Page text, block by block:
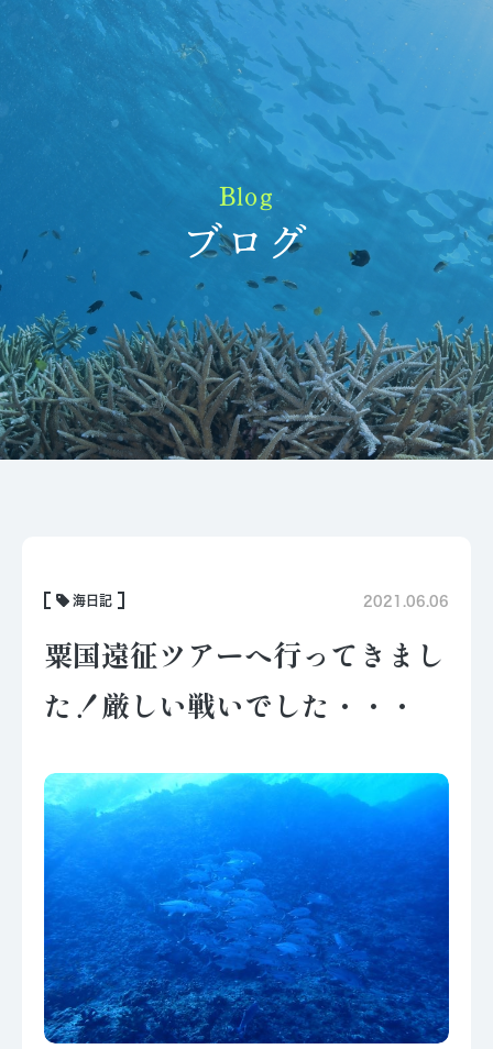
Blog
ブログ
海日記 2021.06.06
粟国遠征ツアーへ行ってきまし
た！厳しい戦いでした・・・